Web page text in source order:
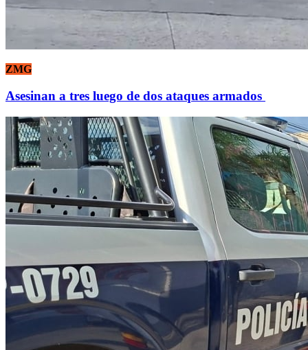
ZMG
Asesinan a tres luego de dos ataques armados